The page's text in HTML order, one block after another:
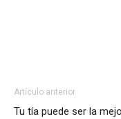
Artículo anterior
Tu tía puede ser la